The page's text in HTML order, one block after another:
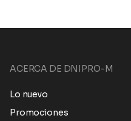
ACERCA DE DNIPRO-M
Lo nuevo
Promociones